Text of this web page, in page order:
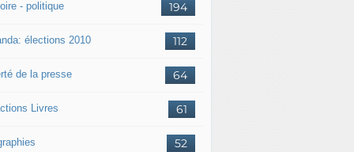
194
- politique
112
élections 2010
64
de la presse
61
Livres
52